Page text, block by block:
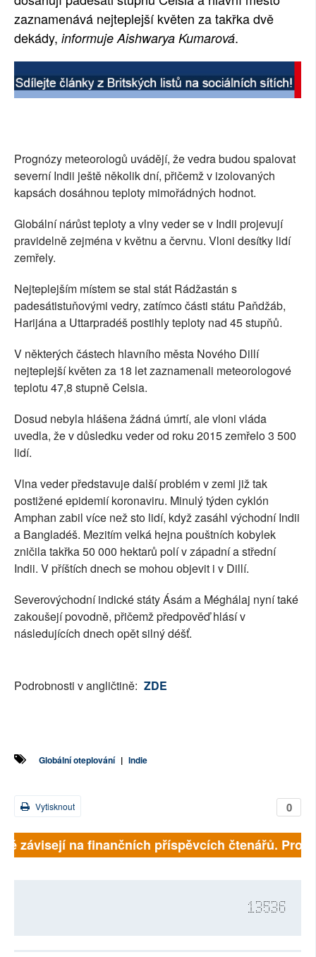
SOCIÁLNÍ SÍTĚ
RUBRIKY
PLNÁ VERZE STRÁNEK
zaznamenává nejteplejší květen za takřka dvě
dekády, informuje Aishwarya Kumarová.
Prognózy meteorologů uvádějí, že vedra budou spalovat
severní Indii ještě několik dní, přičemž v izolovaných
kapsách dosáhnou teploty mimořádných hodnot.
Globální nárůst teploty a vlny veder se v Indii projevují
pravidelně zejména v květnu a červnu. Vloni desítky lidí
zemřely.
Nejteplejším místem se stal stát Rádžastán s
padesátistuňovými vedry, zatímco části státu Paňdžáb,
Harijána a Uttarpradéš postihly teploty nad 45 stupňů.
V některých částech hlavního města Nového Dillí
nejteplejší květen za 18 let zaznamenali meteorologové
teplotu 47,8 stupně Celsia.
Dosud nebyla hlášena žádná úmrtí, ale vloni vláda
uvedla, že v důsledku veder od roku 2015 zemřelo 3 500
lidí.
Vlna veder představuje další problém v zemi již tak
postižené epidemií koronaviru. Minulý týden cyklón
Amphan zabil více než sto lidí, když zasáhl východní Indii
a Bangladéš. Mezitím velká hejna pouštních kobylek
zničila takřka 50 000 hektarů polí v západní a střední
Indii. V příštích dnech se mohou objevit i v Dillí.
Severovýchodní indické státy Ásám a Méghálaj nyní také
zakoušejí povodně, přičemž předpověď hlásí v
následujících dnech opět silný déšť.
Podrobnosti v angličtině: ZDE
Globální oteplování | Indie
0
Vytisknout
závisejí na finančních příspěvcích čtenářů.
13536